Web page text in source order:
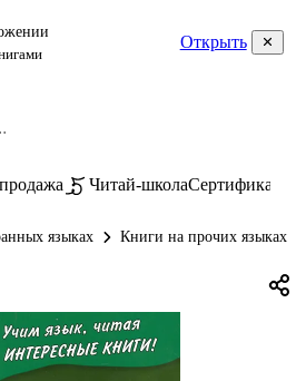
Открыть
Читай-школаСертификаты
языках Книги на прочих языках